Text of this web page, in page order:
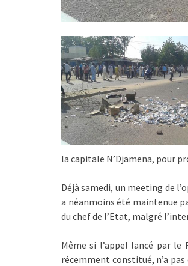
la capitale N’Djamena, pour
Déjà samedi, un meeting de
a néanmoins été maintenue
du chef de l’Etat, malgré
Même si l’appel lancé par le
récemment constitué, n’a